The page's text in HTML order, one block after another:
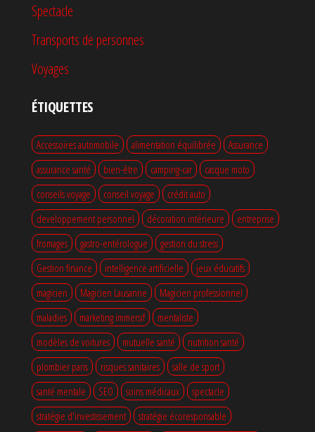
Spectacle
Transports de personnes
Voyages
ÉTIQUETTES
Accessoires automobile alimentation équilibrée
Assurance
assurance santé
bien-être camping-car
casque moto
conseils voyage
conseil voyage
crédit auto
developpement personnel
décoration intérieure
entreprise
fromages
gastro-entérologue
gestion du stress
Gestion finance
intelligence artificielle
jeux éducatifs
magicien
Magicien Lausanne
Magicien professionnel
maladies
marketing immersif
mentaliste
modèles de voitures
mutuelle santé
nutrition santé
plombier paris
risques sanitaires
salle de sport
santé mentale
SEO soins médicaux
spectacle
stratégie d'investissement
stratégie écoresponsable